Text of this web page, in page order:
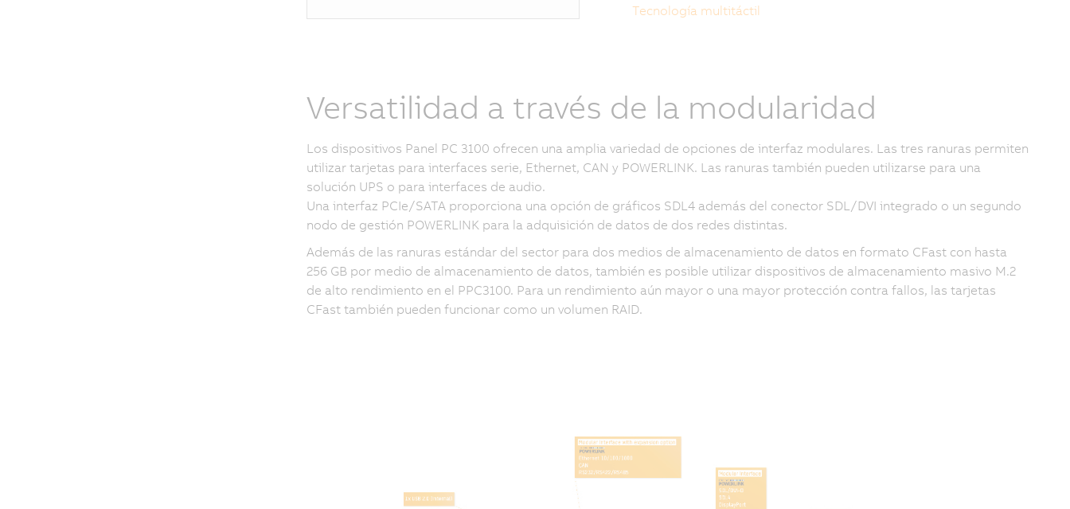
Tecnología multitáctil
Versatilidad a través de la modularidad
Los dispositivos Panel PC 3100 ofrecen una amplia variedad de opciones de interfaz modulares. Las tres ranuras permiten
utilizar tarjetas para interfaces serie, Ethernet, CAN y POWERLINK. Las ranuras también pueden utilizarse para una
solución UPS o para interfaces de audio.
Una interfaz PCIe/SATA proporciona una opción de gráficos SDL4 además del conector SDL/DVI integrado o un segundo
nodo de gestión POWERLINK para la adquisición de datos de dos redes distintas.
Además de las ranuras estándar del sector para dos medios de almacenamiento de datos en formato CFast con hasta
256 GB por medio de almacenamiento de datos, también es posible utilizar dispositivos de almacenamiento masivo M.2
de alto rendimiento en el PPC3100. Para un rendimiento aún mayor o una mayor protección contra fallos, las tarjetas
CFast también pueden funcionar como un volumen RAID.